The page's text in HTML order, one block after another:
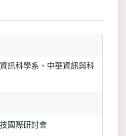
訊科學系、中華資訊與科
國際研討會